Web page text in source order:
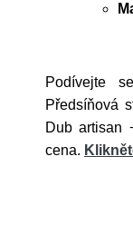
Podívejte
Předsíňová
Dub artisan
cena.